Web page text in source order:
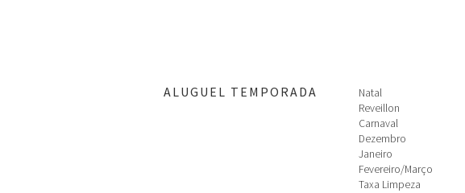
ALUGUEL TEMPORADA Natal
Reveillon
Carnaval
Dezembro
Janeiro
Fevereiro/Março
Taxa Limpeza